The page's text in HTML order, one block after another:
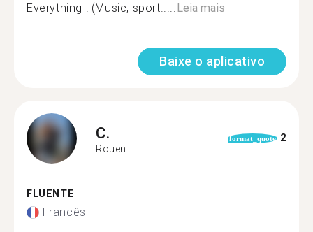
Everything ! (Music, sport..... Leia mais
Baixe o aplicativo
C.
Rouen
format_quote 2
FLUENTE
Francês